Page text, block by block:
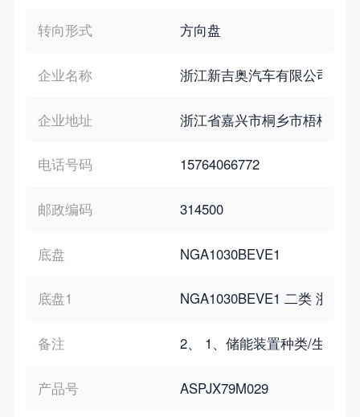
转向形式 方向盘
企业名称 浙江新吉奥汽车有限公司
企业地址 浙江省嘉兴市桐乡市梧桐街
电话号码 15764066772
邮政编码 314500
底盘 NGA1030BEVE1
底盘1 NGA1030BEVE1 二类 浙江
备注 2、 1、储能装置种类/生产企
产品号 ASPJX79M029